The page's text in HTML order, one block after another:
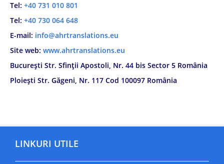
Tel: +40 731 010 801
Tel: +40 730 064 648
E-mail: info@ahrtranslations.eu
Site web: www.ahrtranslations.eu
București Str. Sfinții Apostoli, Nr. 44 bis Sector 5 România
Ploiești Str. Găgeni, Nr. 117 Cod 100097 România
LINKURI UTILE